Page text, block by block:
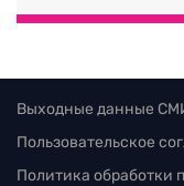
Выходные данные
Пользовательское
Политика обработки